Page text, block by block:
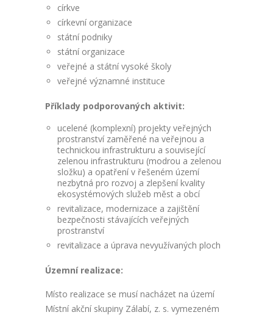
církve
církevní organizace
státní podniky
státní organizace
veřejné a státní vysoké školy
veřejné významné instituce
Příklady podporovaných aktivit:
ucelené (komplexní) projekty veřejných
prostranství zaměřené na veřejnou a
technickou infrastrukturu a související
zelenou infrastrukturu (modrou a zelenou
složku) a opatření v řešeném území
nezbytná pro rozvoj a zlepšení kvality
ekosystémových služeb měst a obcí
revitalizace, modernizace a zajištění
bezpečnosti stávajících veřejných
prostranství
revitalizace a úprava nevyužívaných ploch
Územní realizace:
Místo realizace se musí nacházet na území
Místní akční skupiny Zálabí, z. s. vymezeném